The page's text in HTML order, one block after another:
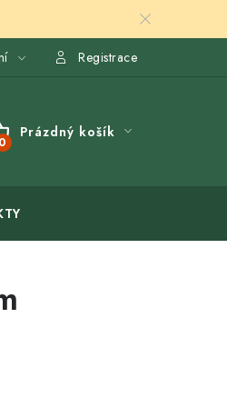
Registrace
Prázdný košík